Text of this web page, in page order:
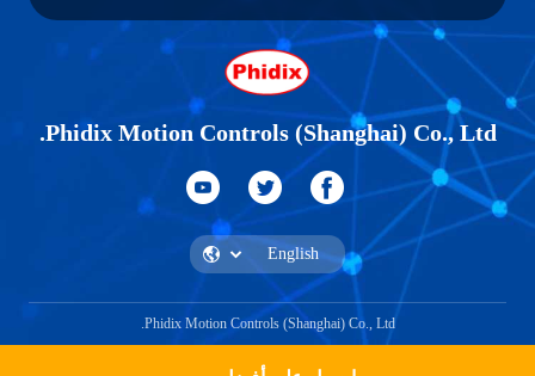
Phidix Motion Controls (Shanghai) Co., Ltd.
Phidix Motion Controls (Shanghai) Co., Ltd.